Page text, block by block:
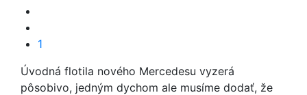
1
Úvodná flotila nového Mercedesu vyzerá
pôsobivo, jedným dychom ale musíme dodať, že